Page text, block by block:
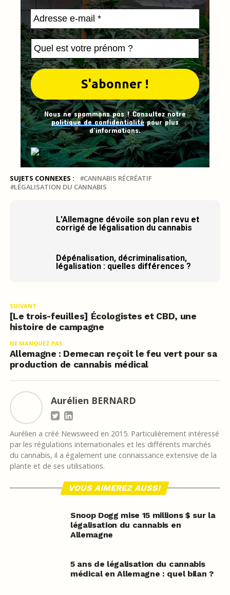
Nous ne spammons pas ! Consultez notre
politique de confidentialitépour plus
d’informations.
SUJETS CONNEXES :
CANNABIS RÉCRÉATIF
LÉGALISATION DU CANNABIS
L'Allemagne dévoile son plan revu et
corrigé de légalisation du cannabis
Dépénalisation, décriminalisation,
légalisation : quelles différences ?
SUIVANT
[Le trois-feuilles] Écologistes et CBD, une
histoire de campagne
NE MANQUEZ PAS
Allemagne : Demecan reçoit le feu vert pour sa
production de cannabis médical
Aurélien BERNARD
Aurélien a créé Newsweed en 2015. Particulièrement intéressé
par les régulations internationales et les différents marchés
du cannabis, il a également une connaissance extensive de la
plante et de ses utilisations.
VOUS AIMEREZ AUSSI
Snoop Dogg mise 15 millions $ sur la
légalisation du cannabis en
Allemagne
5 ans de légalisation du cannabis
médical en Allemagne : quel bilan ?